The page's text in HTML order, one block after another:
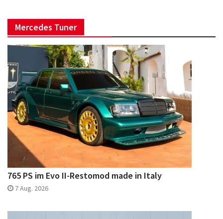
Mercedes Tuner
765 PS im Evo II-Restomod made in Italy
7 Aug. 2026